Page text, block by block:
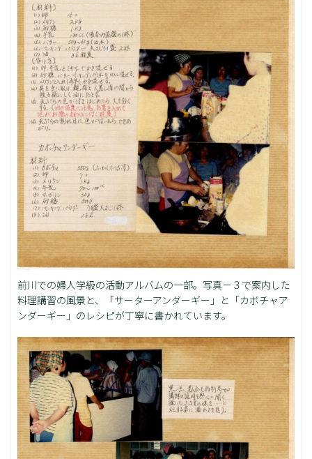
前川での婦人学級の活動アルバムの一部。写真－３で案内した
料理講習の風景と、「サーターアンダーギー」と「カボチャア
ンダーギー」のレシピが丁寧に書かれています。